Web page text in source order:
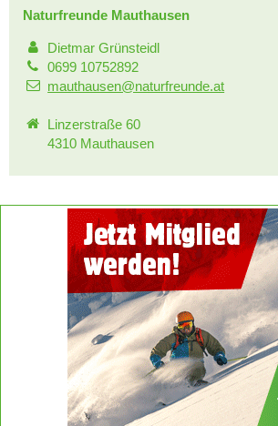
Naturfreunde Mauthausen
Dietmar Grünsteidl
0699 10752892
mauthausen@naturfreunde.at
Linzerstraße 60
4310 Mauthausen